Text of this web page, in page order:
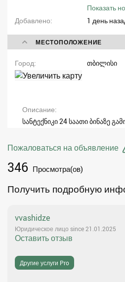
Показать
Добавлено
1 день
МЕСТОПОЛОЖЕНИЕ
Город თბილისი
Описание
სანტექნიკი 24 საათი ბინაზე
Пожаловаться на объявление
346 Просмотра(ов)
Получить подробную
vvashidze
Юридическое лицо since 21.01.2025
Оставить отзыв
Другие услуги Pro